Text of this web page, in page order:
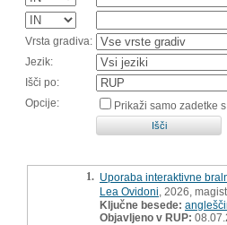
Vrsta gradiva:
Jezik:
Išči po:
Opcije:
Prikaži samo zadetke
1. Uporaba interaktivne
Lea Ovidoni , 2026,
Ključne besede:
Objavljeno v RUP: